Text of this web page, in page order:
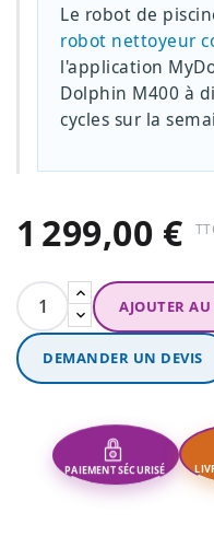
Le robot de
robot nettoyeur
l'application
Dolphin M400 à
cycles sur la
1 299,00 €
AJOUTER
DEMANDER UN DEVIS
PAIEMENT SÉCURISÉ